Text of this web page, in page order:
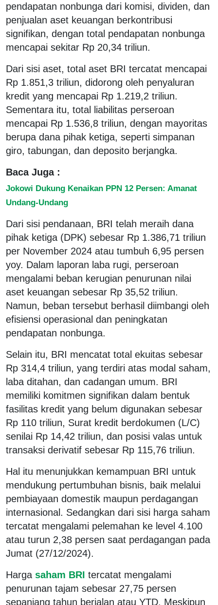
pendapatan nonbunga dari komisi, dividen, dan
penjualan aset keuangan berkontribusi
signifikan, dengan total pendapatan nonbunga
mencapai sekitar Rp 20,34 triliun.
Dari sisi aset, total aset BRI tercatat mencapai
Rp 1.851,3 triliun, didorong oleh penyaluran
kredit yang mencapai Rp 1.219,2 triliun.
Sementara itu, total liabilitas perseroan
mencapai Rp 1.536,8 triliun, dengan mayoritas
berupa dana pihak ketiga, seperti simpanan
giro, tabungan, dan deposito berjangka.
Baca Juga :
Jokowi Dukung Kenaikan PPN 12 Persen: Amanat
Undang-Undang
Dari sisi pendanaan, BRI telah meraih dana
pihak ketiga (DPK) sebesar Rp 1.386,71 triliun
per November 2024 atau tumbuh 6,95 persen
yoy. Dalam laporan laba rugi, perseroan
mengalami beban kerugian penurunan nilai
aset keuangan sebesar Rp 35,52 triliun.
Namun, beban tersebut berhasil diimbangi oleh
efisiensi operasional dan peningkatan
pendapatan nonbunga.
Selain itu, BRI mencatat total ekuitas sebesar
Rp 314,4 triliun, yang terdiri atas modal saham,
laba ditahan, dan cadangan umum. BRI
memiliki komitmen signifikan dalam bentuk
fasilitas kredit yang belum digunakan sebesar
Rp 110 triliun, Surat kredit berdokumen (L/C)
senilai Rp 14,42 triliun, dan posisi valas untuk
transaksi derivatif sebesar Rp 115,76 triliun.
Hal itu menunjukkan kemampuan BRI untuk
mendukung pertumbuhan bisnis, baik melalui
pembiayaan domestik maupun perdagangan
internasional. Sedangkan dari sisi harga saham
tercatat mengalami pelemahan ke level 4.100
atau turun 2,38 persen saat perdagangan pada
Jumat (27/12/2024).
Harga saham BRI tercatat mengalami
penurunan tajam sebesar 27,75 persen
sepanjang tahun berjalan atau YTD. Meskipun